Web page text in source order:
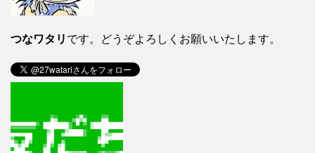
つなワタリ です。どうぞよろしくお願いいたします。